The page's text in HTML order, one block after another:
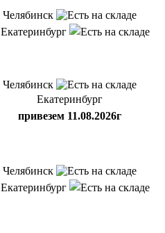
Челябинск
Екатеринбург
Челябинск
Екатеринбург
привезем 11.08.2026г
Челябинск
Екатеринбург